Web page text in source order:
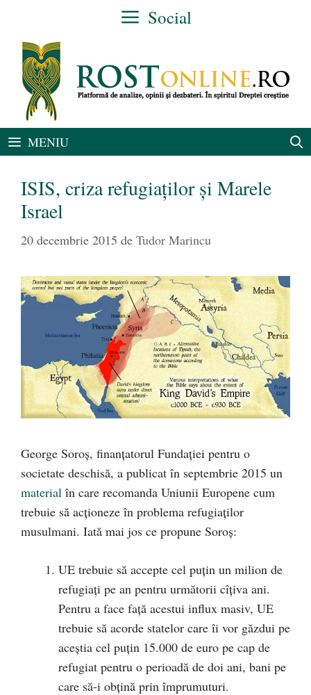
conținut
Social
MENIU
ISIS, criza refugiaților și Marele
Israel
20 decembrie 2015 de Tudor Marincu
George Soroș, finanțatorul Fundației pentru o
societate deschisă, a publicat în septembrie 2015 un
material în care recomanda Uniunii Europene cum
trebuie să acționeze în problema refugiaților
musulmani. Iată mai jos ce propune Soroș:
UE trebuie să accepte cel puțin un milion de
refugiați pe an pentru următorii cîțiva ani.
Pentru a face față acestui influx masiv, UE
trebuie să acorde statelor care îi vor găzdui pe
aceștia cel puțin 15.000 de euro pe cap de
refugiat pentru o perioadă de doi ani, bani pe
care să-i obțină prin împrumuturi.